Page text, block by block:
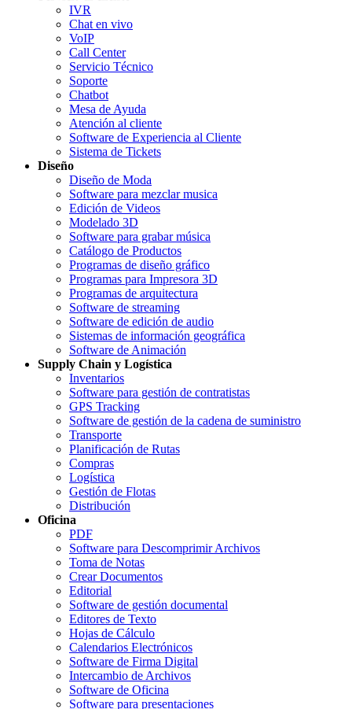
IVR
Chat en vivo
VoIP
Call Center
Servicio Técnico
Soporte
Chatbot
Mesa de Ayuda
Atención al cliente
Software de Experiencia al Cliente
Sistema de Tickets
Diseño
Diseño de Moda
Software para mezclar musica
Edición de Videos
Modelado 3D
Software para grabar música
Catálogo de Productos
Programas de diseño gráfico
Programas para Impresora 3D
Programas de arquitectura
Software de streaming
Software de edición de audio
Sistemas de información geográfica
Software de Animación
Supply Chain y Logística
Inventarios
Software para gestión de contratistas
GPS Tracking
Software de gestión de la cadena de suministro
Transporte
Planificación de Rutas
Compras
Logística
Gestión de Flotas
Distribución
Oficina
PDF
Software para Descomprimir Archivos
Toma de Notas
Crear Documentos
Editorial
Software de gestión documental
Editores de Texto
Hojas de Cálculo
Calendarios Electrónicos
Software de Firma Digital
Intercambio de Archivos
Software de Oficina
Software para presentaciones